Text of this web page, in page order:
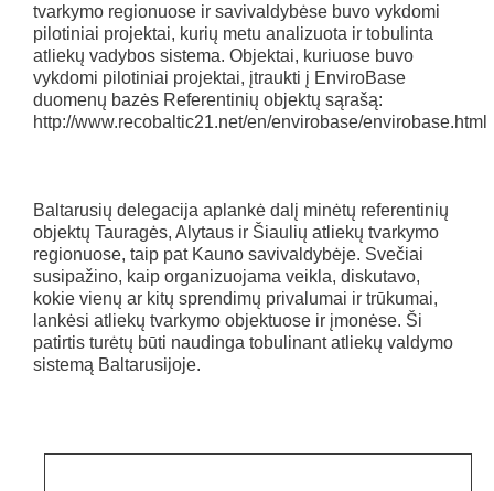
tvarkymo regionuose ir savivaldybėse buvo vykdomi
pilotiniai projektai, kurių metu analizuota ir tobulinta
atliekų vadybos sistema. Objektai, kuriuose buvo
vykdomi pilotiniai projektai, įtraukti į EnviroBase
duomenų bazės Referentinių objektų sąrašą:
http://www.recobaltic21.net/en/envirobase/envirobase.html
Baltarusių delegacija aplankė dalį minėtų referentinių
objektų Tauragės, Alytaus ir Šiaulių atliekų tvarkymo
regionuose, taip pat Kauno savivaldybėje. Svečiai
susipažino, kaip organizuojama veikla, diskutavo,
kokie vienų ar kitų sprendimų privalumai ir trūkumai,
lankėsi atliekų tvarkymo objektuose ir įmonėse. Ši
patirtis turėtų būti naudinga tobulinant atliekų valdymo
sistemą Baltarusijoje.